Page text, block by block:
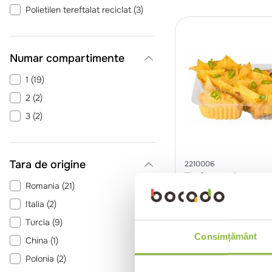
Consimțământ
Polietilen tereftalat reciclat (3)
Folie de polistiren biorientat
)
Numar compartimente
1 (19)
2 (2)
3 (2)
Tara de origine
Romania (21)
Italia (2)
Turcia (9)
China (1)
Polonia (2)
2210006
Tavite mari pentru
cu 2 compartimente
pentru sos
Intra in cont